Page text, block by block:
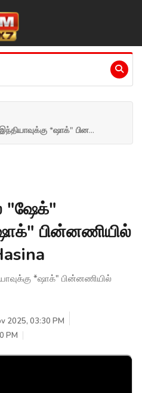
*ஷாக்" பின...
"ஷேக்"
பின்னணியில்
*ஷாக்" பின்னணியில்
2025, 03:30 PM
PM